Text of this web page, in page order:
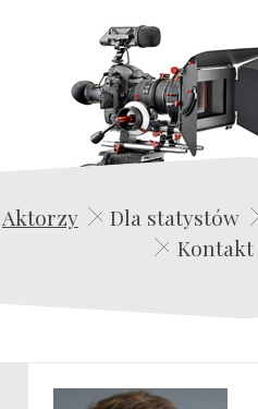
Aktorzy Dla statystów
Kontakt